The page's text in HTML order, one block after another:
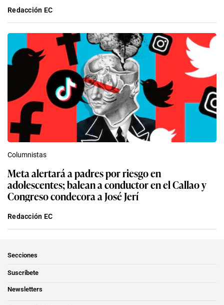
Redacción EC
Columnistas
Meta alertará a padres por riesgo en
adolescentes; balean a conductor en el Callao y
Congreso condecora a José Jerí
Redacción EC
Secciones
Suscríbete
Newsletters